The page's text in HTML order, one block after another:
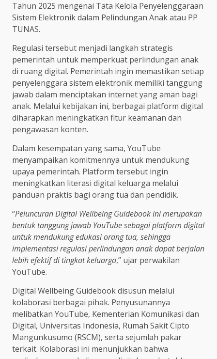
Tahun 2025 mengenai Tata Kelola Penyelenggaraan
Sistem Elektronik dalam Pelindungan Anak atau PP
TUNAS.
Regulasi tersebut menjadi langkah strategis
pemerintah untuk memperkuat perlindungan anak
di ruang digital. Pemerintah ingin memastikan setiap
penyelenggara sistem elektronik memiliki tanggung
jawab dalam menciptakan internet yang aman bagi
anak. Melalui kebijakan ini, berbagai platform digital
diharapkan meningkatkan fitur keamanan dan
pengawasan konten.
Dalam kesempatan yang sama, YouTube
menyampaikan komitmennya untuk mendukung
upaya pemerintah. Platform tersebut ingin
meningkatkan literasi digital keluarga melalui
panduan praktis bagi orang tua dan pendidik.
“Peluncuran Digital Wellbeing Guidebook ini merupakan
bentuk tanggung jawab YouTube sebagai platform digital
untuk mendukung edukasi orang tua, sehingga
implementasi regulasi perlindungan anak dapat berjalan
lebih efektif di tingkat keluarga,” ujar perwakilan
YouTube.
Digital Wellbeing Guidebook disusun melalui
kolaborasi berbagai pihak. Penyusunannya
melibatkan YouTube, Kementerian Komunikasi dan
Digital, Universitas Indonesia, Rumah Sakit Cipto
Mangunkusumo (RSCM), serta sejumlah pakar
terkait. Kolaborasi ini menunjukkan bahwa